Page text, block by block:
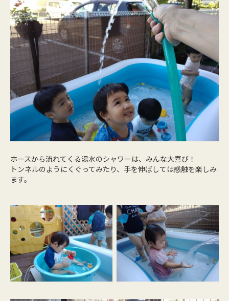
ホースから流れてくる湯水のシャワーは、みんな大喜び！
トンネルのようにくぐってみたり、手を伸ばしては感触を楽しみ
ます。